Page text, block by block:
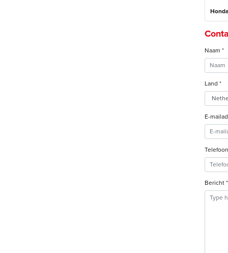
Naam *
Land *
E-
Bericht *